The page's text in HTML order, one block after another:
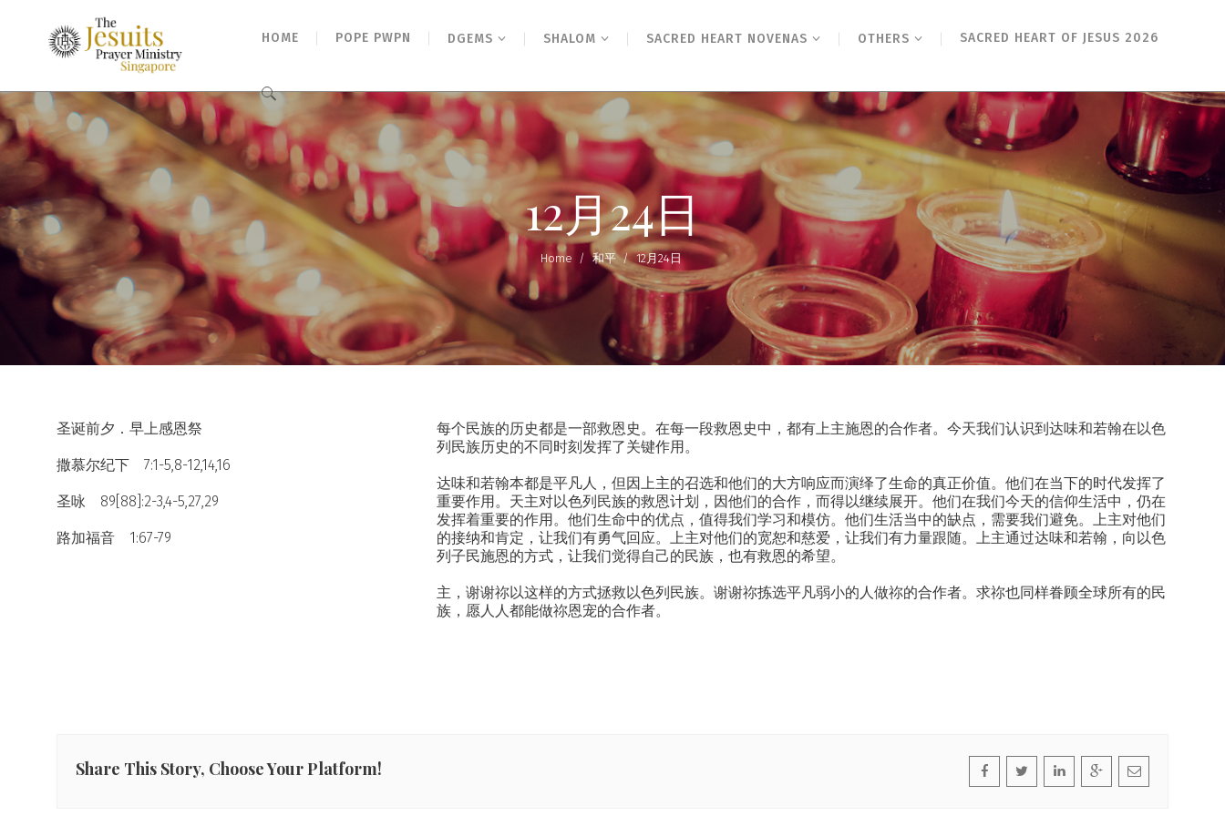
HOME POPE PWPN DGEMS SHALOM SACRED HEART NOVENAS OTHERS SACRED HEART OF JESUS 2026
Search
for:
12月24日
Home /和平 /12月24日
圣诞前夕．早上感恩祭
撒慕尔纪下 7:1-5,8-12,14,16
圣咏 89[88]:2-3,4-5,27,29
路加福音 1:67-79
每个民族的历史都是一部救恩史。在每一段救恩史中，都有上主施恩的合作者。今天我们认识到达味和若翰在以色
列民族历史的不同时刻发挥了关键作用。
达味和若翰本都是平凡人，但因上主的召选和他们的大方响应而演绎了生命的真正价值。他们在当下的时代发挥了
重要作用。天主对以色列民族的救恩计划，因他们的合作，而得以继续展开。他们在我们今天的信仰生活中，仍在
发挥着重要的作用。他们生命中的优点，值得我们学习和模仿。他们生活当中的缺点，需要我们避免。上主对他们
的接纳和肯定，让我们有勇气回应。上主对他们的宽恕和慈爱，让我们有力量跟随。上主通过达味和若翰，向以色
列子民施恩的方式，让我们觉得自己的民族，也有救恩的希望。
主，谢谢祢以这样的方式拯救以色列民族。谢谢祢拣选平凡弱小的人做祢的合作者。求祢也同样眷顾全球所有的民
族，愿人人都能做祢恩宠的合作者。
Share This Story, Choose Your Platform!